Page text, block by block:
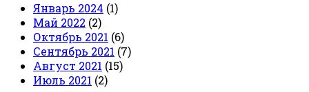
Январь 2024 (1)
Май 2022 (2)
Октябрь 2021 (6)
Сентябрь 2021 (7)
Август 2021 (15)
Июль 2021 (2)